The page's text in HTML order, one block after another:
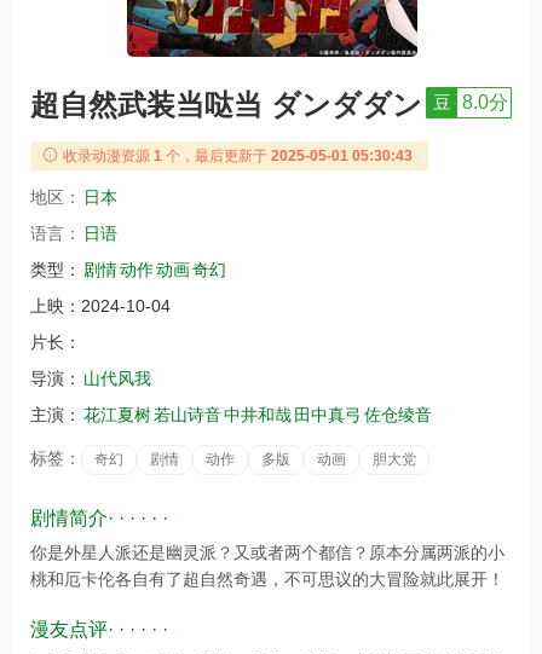
超自然武装当哒当 ダンダダン 豆 8.0分
收录动漫资源 1 个，最后更新于 2025-05-01 05:30:43
地区：
日本
语言：
日语
类型： 剧情动作动画奇幻
上映： 2024-10-04
片长：
导演： 山代风我
主演： 花江夏树若山诗音中井和哉 田中真弓 佐仓绫音
标签： 奇幻 剧情 动作 多版 动画 胆大党
剧情简介· · · · · ·
你是外星人派还是幽灵派？又或者两个都信？原本分属两派的小
桃和厄卡伦各自有了超自然奇遇，不可思议的大冒险就此展开！
漫友点评· · · · · ·